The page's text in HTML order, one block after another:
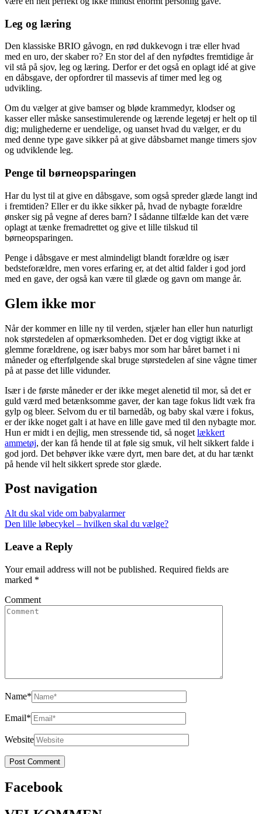
Leg og læring
Den klassiske BRIO gåvogn, en rød dukkevogn i træ eller hvad
med en uro, der skaber ro? En stor del af den nyfødtes fremtidige år
vil stå på sjov, leg og læring. Derfor er det også en oplagt idé at give
en dåbsgave, der opfordrer til massevis af timer med leg og
udvikling.
Om du vælger at give bamser og bløde krammedyr, klodser og
kasser eller måske sansestimulerende og lærende legetøj er helt op til
dig; mulighederne er uendelige, og uanset hvad du vælger, er du
med denne type gave sikker på at give dåbsbarnet mange timers sjov
og udviklende leg.
Penge til børneopsparingen
Har du lyst til at give en dåbsgave, som også spreder glæde langt ind
i fremtiden? Eller er du ikke sikker på, hvad de nybagte forældre
ønsker sig på vegne af deres barn? I sådanne tilfælde kan det være
oplagt at tænke fremadrettet og give et lille tilskud til
børneopsparingen.
Penge i dåbsgave er mest almindeligt blandt forældre og især
bedsteforældre, men vores erfaring er, at det altid falder i god jord
med en gave, der også kan være til glæde og gavn om mange år.
Glem ikke mor
Når der kommer en lille ny til verden, stjæler han eller hun naturligt
nok størstedelen af opmærksomheden. Det er dog vigtigt ikke at
glemme forældrene, og især babys mor som har båret barnet i ni
måneder og efterfølgende skal bruge størstedelen af sine vågne timer
på at passe det lille vidunder.
Især i de første måneder er der ikke meget alenetid til mor, så det er
guld værd med betænksomme gaver, der kan tage fokus lidt væk fra
gylp og bleer. Selvom du er til barnedåb, og baby skal være i fokus,
er der ikke noget galt i at have en lille gave med til den nybagte mor.
Hun er midt i en dejlig, men stressende tid, så noget lækkert
ammetøj, der kan få hende til at føle sig smuk, vil helt sikkert falde i
god jord. Det behøver ikke være dyrt, men bare det, at du har tænkt
på hende vil helt sikkert sprede stor glæde.
Post navigation
Alt du skal vide om babyalarmer
Den lille løbecykel – hvilken skal du vælge?
Leave a Reply
Your email address will not be published. Required fields are
marked *
Comment
Name*
Email*
Website
Facebook